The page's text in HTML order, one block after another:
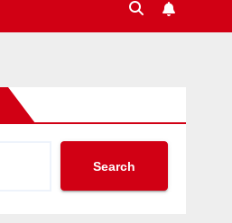
Search